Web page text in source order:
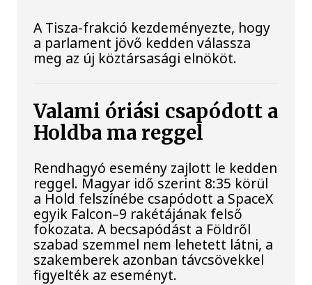
A Tisza-frakció kezdeményezte, hogy
a parlament jövő kedden válassza
meg az új köztársasági elnököt.
Valami óriási csapódott a
Holdba ma reggel
Rendhagyó esemény zajlott le kedden
reggel. Magyar idő szerint 8:35 körül
a Hold felszínébe csapódott a SpaceX
egyik Falcon–9 rakétájának felső
fokozata. A becsapódást a Földről
szabad szemmel nem lehetett látni, a
szakemberek azonban távcsövekkel
figyelték az eseményt.